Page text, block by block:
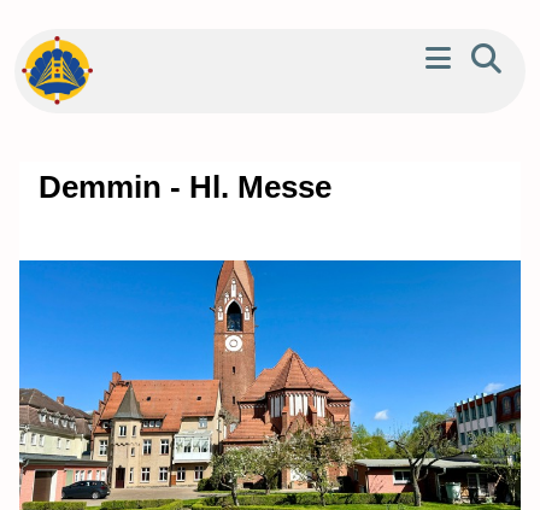
Demmin - Hl. Messe